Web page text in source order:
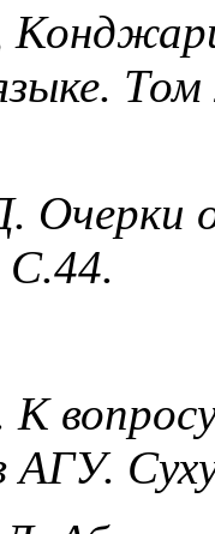
АГУ.